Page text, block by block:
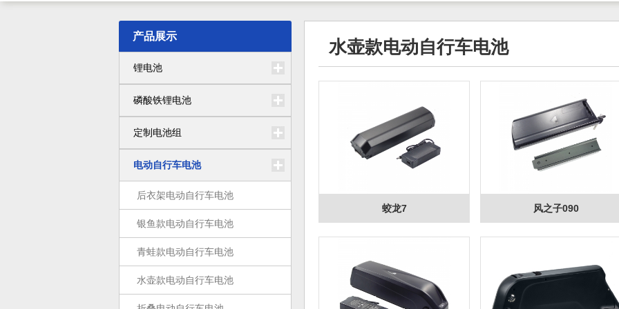
产品展示
锂电池
磷酸铁锂电池
定制电池组
电动自行车电池
后衣架电动自行车电池
银鱼款电动自行车电池
青蛙款电动自行车电池
水壶款电动自行车电池
水壶款电动自行车电池
蛟龙7 风之子090